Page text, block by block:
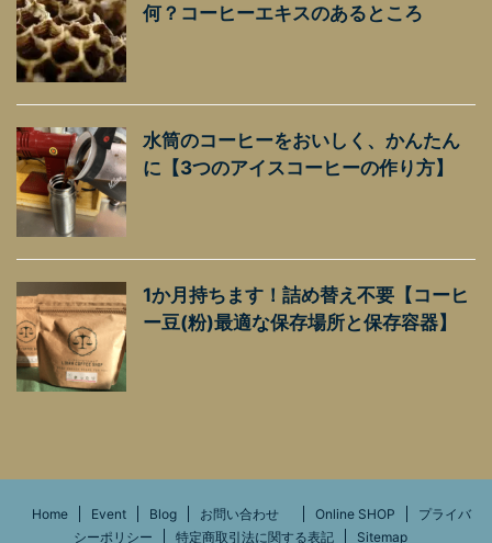
何？コーヒーエキスのあるところ
水筒のコーヒーをおいしく、かんたん
に【3つのアイスコーヒーの作り方】
1か月持ちます！詰め替え不要【コーヒ
ー豆(粉)最適な保存場所と保存容器】
Home Event Blog お問い合わせ Online SHOP
プライバ
シーポリシー
特定商取引法に関する表記 Sitemap